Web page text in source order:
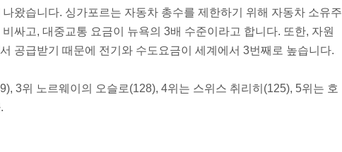
왔습니다. 싱가포르는 자동차 총수를 제한하기 위해 자동차 소유주
싸고, 대중교통 요금이 뉴욕의 3배 수준이라고 합니다. 또한, 자원
공급받기 때문에 전기와 수도요금이 세계에서 3번째로 높습니다.
3위 노르웨이의 오슬로(128), 4위는 스위스 취리히(125), 5위는 호